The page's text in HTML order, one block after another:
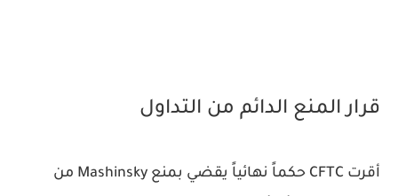
قرار المنع الدائم من التداول
أقرت CFTC حكماً نهائياً يقضي بمنع Mashinsky من